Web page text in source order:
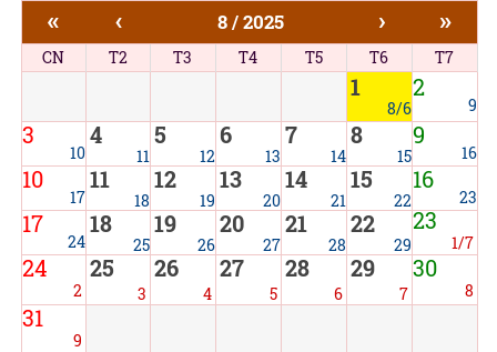
« ‹ 8 / 2025 › »
CN T2 T3 T4 T5 T6 T7
1
8/6
2
9
3
10
4
11
5
12
6
13
7
14
8
15
9
16
10
17
11
18
12
19
13
20
14
21
15
22
16
23
17
24
18
25
19
26
20
27
21
28
22
29
23
1/7
24
2
25
3
26
4
27
5
28
6
29
7
30
8
31
9